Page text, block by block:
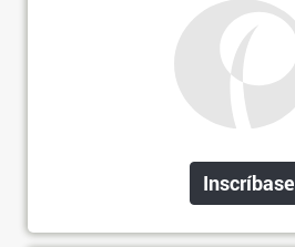
Inscríbase